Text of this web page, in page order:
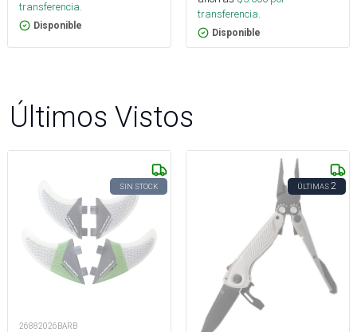
transferencia.
Disponible
transferencia.
Disponible
Últimos Vistos
SIN STOCK
26882026BARB
ÚLTIMAS2